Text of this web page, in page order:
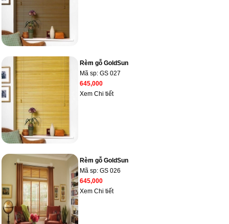
Rèm gỗ GoldSun
Mã sp: GS 027
645,000
Xem Chi tiết
Rèm gỗ GoldSun
Mã sp: GS 026
645,000
Xem Chi tiết